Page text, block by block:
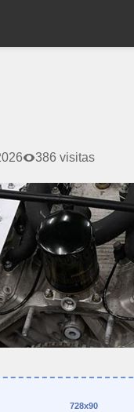
386 visitas
728x90